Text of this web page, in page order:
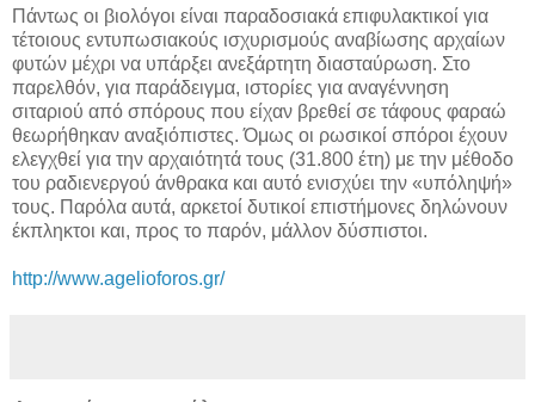
Πάντως οι βιολόγοι είναι παραδοσιακά επιφυλακτικοί για
τέτοιους εντυπωσιακούς ισχυρισμούς αναβίωσης αρχαίων
φυτών μέχρι να υπάρξει ανεξάρτητη διασταύρωση. Στο
παρελθόν, για παράδειγμα, ιστορίες για αναγέννηση
σιταριού από σπόρους που είχαν βρεθεί σε τάφους φαραώ
θεωρήθηκαν αναξιόπιστες. Όμως οι ρωσικοί σπόροι έχουν
ελεγχθεί για την αρχαιότητά τους (31.800 έτη) με την μέθοδο
του ραδιενεργού άνθρακα και αυτό ενισχύει την «υπόληψή»
τους. Παρόλα αυτά, αρκετοί δυτικοί επιστήμονες δηλώνουν
έκπληκτοι και, προς το παρόν, μάλλον δύσπιστοι.
http://www.agelioforos.gr/